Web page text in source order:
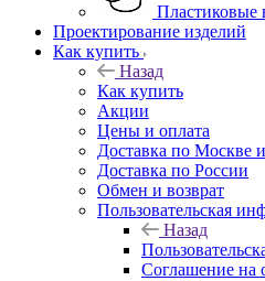
Пластиковые
Проектирование изделий
Как купить
Назад
Как купить
Акции
Цены и оплата
Доставка по Москве
Доставка по России
Обмен и возврат
Пользовательская
Назад
Соглашение на